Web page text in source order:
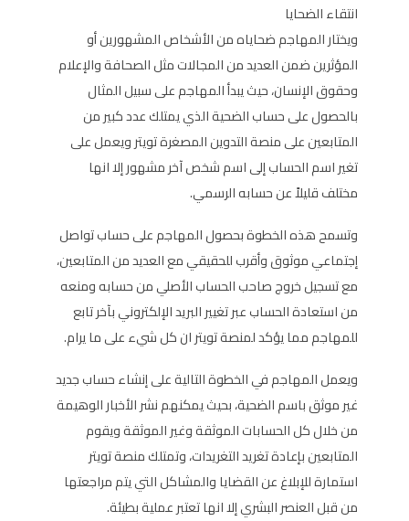
انتقاء الضحايا
ويختار المهاجم ضحاياه من الأشخاص المشهورين أو
المؤثرين ضمن العديد من المجالات مثل الصحافة والإعلام
وحقوق الإنسان، حيث يبدأ المهاجم على سبيل المثال
بالحصول على حساب الضحية الذي يمتلك عدد كبير من
المتابعين على منصة التدوين المصغرة تويتر ويعمل على
تغير اسم الحساب إلى اسم شخص آخر مشهور إلا انها
مختلف قليلاً عن حسابه الرسمي.
وتسمح هذه الخطوة بحصول المهاجم على حساب تواصل
إجتماعي موثوق وأقرب للحقيقي مع العديد من المتابعين،
مع تسجيل خروج صاحب الحساب الأصلي من حسابه ومنعه
من استعادة الحساب عبر تغيير البريد الإلكتروني بآخر تابع
للمهاجم مما يؤكد لمنصة تويتر ان كل شيء على ما يرام.
ويعمل المهاجم في الخطوة التالية على إنشاء حساب جديد
غير موثق باسم الضحية، بحيث يمكنهم نشر الأخبار الوهيمة
من خلال كل الحسابات الموثقة وغير الموثقة ويقوم
المتابعين بإعادة تغريد التغريدات، وتمتلك منصة تويتر
استمارة للإبلاغ عن القضايا والمشاكل التي يتم مراجعتها
من قبل العنصر البشري إلا انها تعتبر عملية بطيئة.